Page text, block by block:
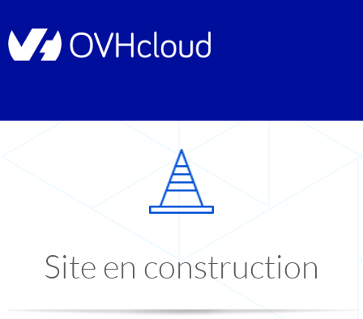
Site en construction